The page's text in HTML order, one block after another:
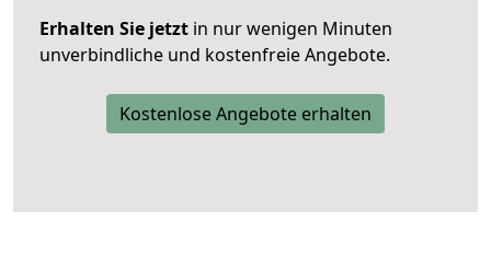
Erhalten Sie jetzt in nur wenigen Minuten
unverbindliche und kostenfreie Angebote.
Kostenlose Angebote erhalten